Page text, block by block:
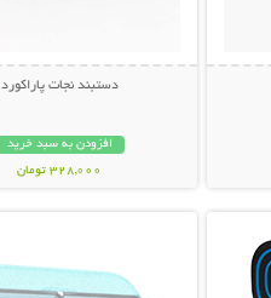
دستبند نجات پاراکورد
افزودن به سبد خرید
328,000 تومان